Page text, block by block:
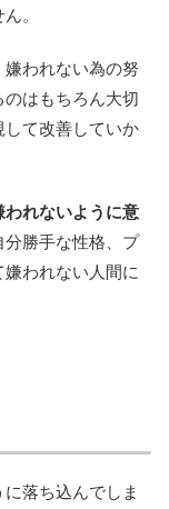
。
われない為の努
はもちろん大切
て改善していか
われないように意
分勝手な性格、プ
われない人間に
落ち込んでしま